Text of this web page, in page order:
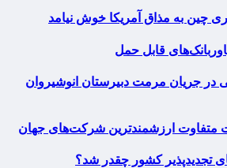
چین به مذاق آمریکا خوش نیامد
قابل حمل
در جریان مرمت دبیرستان انوشیروان
متفاوت ارزشمندترین شرکت‌های جهان
تجدیدپذیر کشور چقدر شد؟